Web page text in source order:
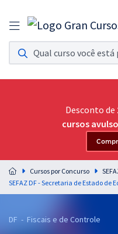
Assinatura Ilimitada 11
Acesso a todos os cursos. Teste
Assinatura OAB Até
Acesso ilimitado a toda
Residências
Preparação completa e intensiva
residências em saúde do Brasil
Desconto de
cursos
Cursos por Concurso
DF - Fiscais e de Controle